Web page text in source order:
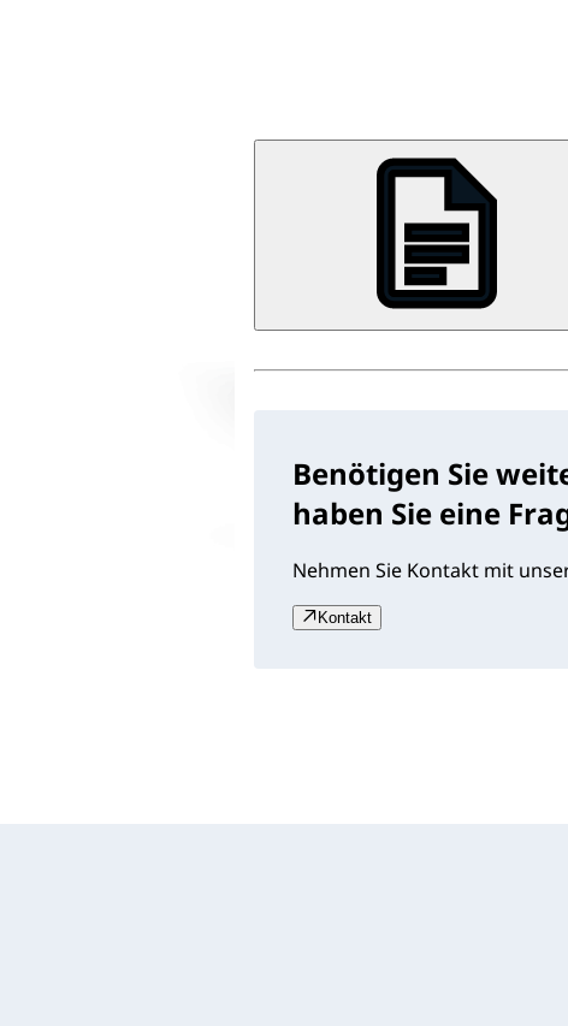
Benötigen Sie
haben Sie eine
Nehmen Sie Kontakt mit
Kontakt